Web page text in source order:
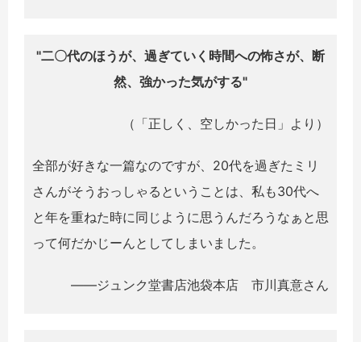
"二〇代のほうが、過ぎていく時間への怖さが、断
然、強かった気がする"
（「正しく、空しかった日」より）
全部が好きな一篇なのですが、20代を過ぎたミリ
さんがそうおっしゃるということは、私も30代へ
と年を重ねた時に同じように思うんだろうなぁと思
って何だかじーんとしてしまいました。
――ジュンク堂書店池袋本店 市川真意さん